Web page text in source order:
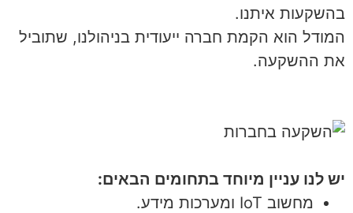
בהשקעות איתנו.
המודל הוא הקמת חברה ייעודית בניהולנו, שתוביל
את ההשקעה.
יש לנו עניין מיוחד בתחומים הבאים:
מחשוב IoT ומערכות מידע.